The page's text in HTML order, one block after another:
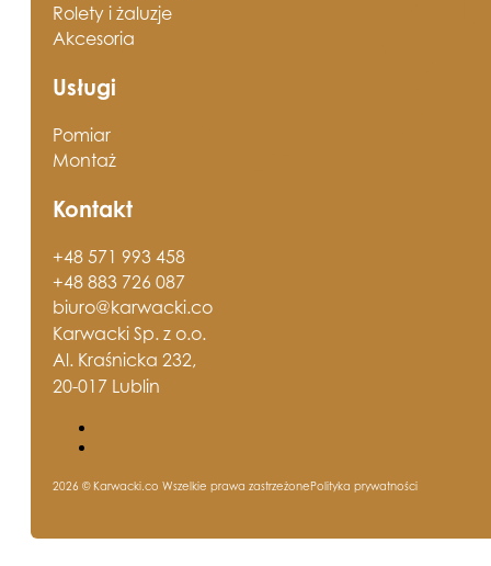
Rolety i żaluzje
Akcesoria
Usługi
Pomiar
Montaż
Kontakt
+48 571 993 458
+48 883 726 087
biuro@karwacki.co
Karwacki Sp. z o.o.
Al. Kraśnicka 232,
20-017 Lublin
2026 © Karwacki.co Wszelkie prawa zastrzeżonePolityka prywatności